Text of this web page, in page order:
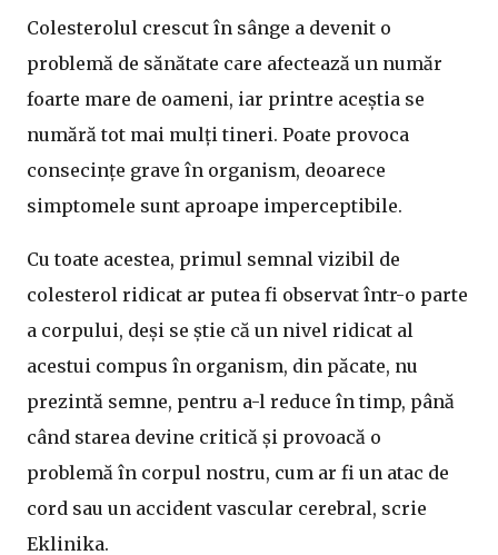
Colesterolul crescut în sânge a devenit o
problemă de sănătate care afectează un număr
foarte mare de oameni, iar printre aceștia se
numără tot mai mulți tineri. Poate provoca
consecințe grave în organism, deoarece
simptomele sunt aproape imperceptibile.
Cu toate acestea, primul semnal vizibil de
colesterol ridicat ar putea fi observat într-o parte
a corpului, deși se știe că un nivel ridicat al
acestui compus în organism, din păcate, nu
prezintă semne, pentru a-l reduce în timp, până
când starea devine critică și provoacă o
problemă în corpul nostru, cum ar fi un atac de
cord sau un accident vascular cerebral, scrie
Eklinika.